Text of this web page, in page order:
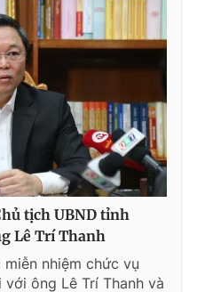
tịch UBND tỉnh
Lê Trí Thanh
nhiệm chức vụ
ông Lê Trí Thanh và